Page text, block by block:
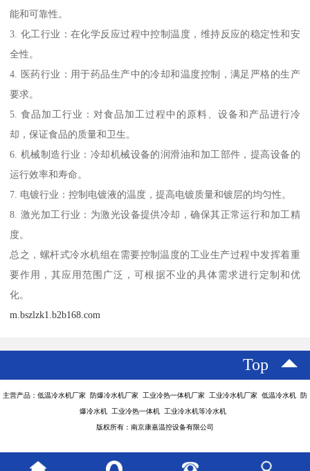
能和可靠性。
3. 化工行业：在化学反应过程中控制温度，维持反应的稳定性和安
全性。
4. 医药行业：用于药品生产中的冷却和温度控制，满足严格的生产
要求。
5. 食品加工行业：对食品加工过程中的原料、设备和产品进行冷
却，保证食品的质量和卫生。
6. 机械制造行业：冷却机械设备的润滑油和加工部件，提高设备的
运行效率和寿命。
7. 电镀行业：控制电镀液的温度，提高电镀质量和镀层的均匀性。
8. 激光加工行业：为激光设备提供冷却，确保其正常运行和加工精
度。
总之，螺杆式冷水机组在需要控制温度的工业生产过程中发挥着重
要作用，其应用范围广泛，可根据不业的具体需求进行定制和优
化。
m.bszlzk1.b2b168.com
Top
主营产品：低温冷水机厂家 防爆冷水机厂家 工业冷热一体机厂家 工业冷水机厂家 低温冷水机 防
爆冷水机 工业冷热一体机 工业冷水机等冷水机
版权所有：南京康嘉温控设备有限公司